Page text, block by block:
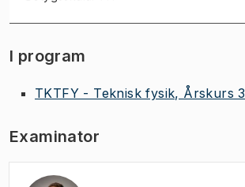
I program
TKTFY - Teknisk fysik, Årskurs 3
Examinator